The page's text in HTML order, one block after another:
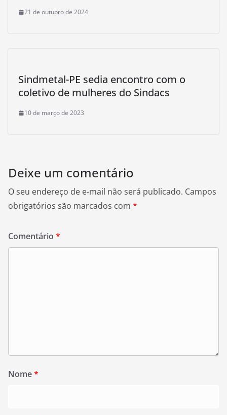
21 de outubro de 2024
Sindmetal-PE sedia encontro com o
coletivo de mulheres do Sindacs
10 de março de 2023
Deixe um comentário
O seu endereço de e-mail não será publicado. Campos
obrigatórios são marcados com *
Comentário *
Nome*